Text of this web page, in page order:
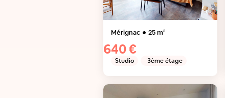
Mérignac 25m²
640 €
Studio 3ème étage